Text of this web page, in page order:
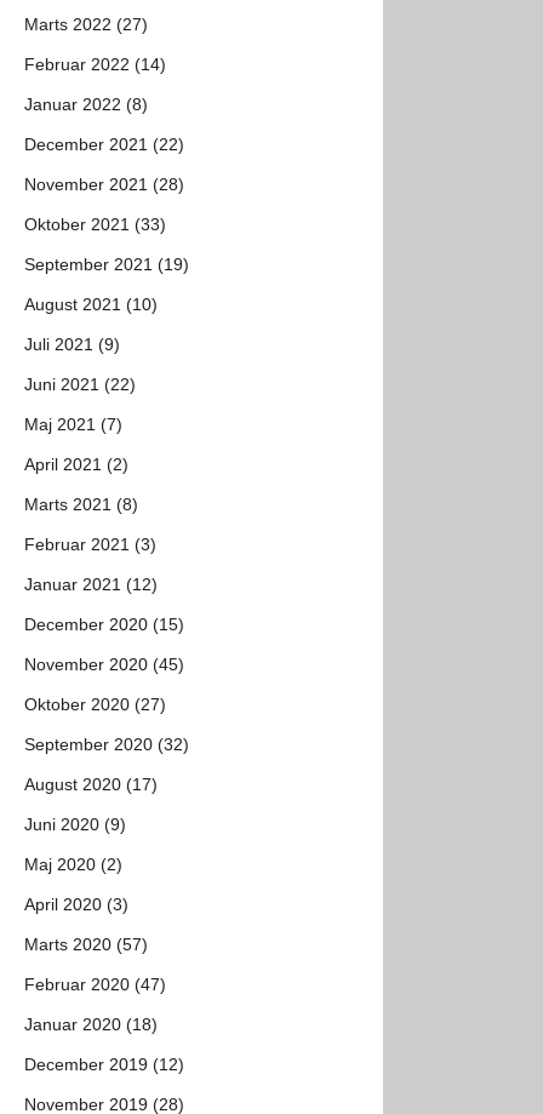
Marts 2022 (27)
Februar 2022 (14)
Januar 2022 (8)
December 2021 (22)
November 2021 (28)
Oktober 2021 (33)
September 2021 (19)
August 2021 (10)
Juli 2021 (9)
Juni 2021 (22)
Maj 2021 (7)
April 2021 (2)
Marts 2021 (8)
Februar 2021 (3)
Januar 2021 (12)
December 2020 (15)
November 2020 (45)
Oktober 2020 (27)
September 2020 (32)
August 2020 (17)
Juni 2020 (9)
Maj 2020 (2)
April 2020 (3)
Marts 2020 (57)
Februar 2020 (47)
Januar 2020 (18)
December 2019 (12)
November 2019 (28)